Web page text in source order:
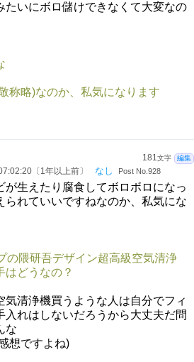
たいにボロ儲けできなくて大変なの
称略)なのか、私気になります
181 文字 編集
〔1年以上前〕 なし Post No.928
が生えたり腐食してボロボロになっ
られていいですねなのか、私気にな
の隈研吾デザイン超高級空気清浄
はどうなの？
気清浄機買うような人は自分でフィ
入れはしないだろうから大丈夫だ問
な
想ですよね)